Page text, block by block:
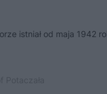
istniał od maja 1942